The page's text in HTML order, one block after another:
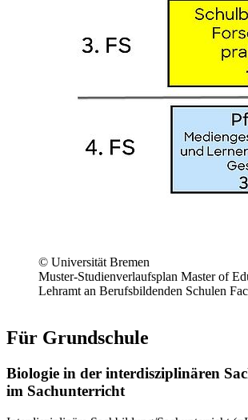
© Universität Bremen
Muster-Studienverlaufsplan Master of
Lehramt an Berufsbildenden Schulen
Für Grundschule
Biologie in der interdisziplinären
im Sachunterricht